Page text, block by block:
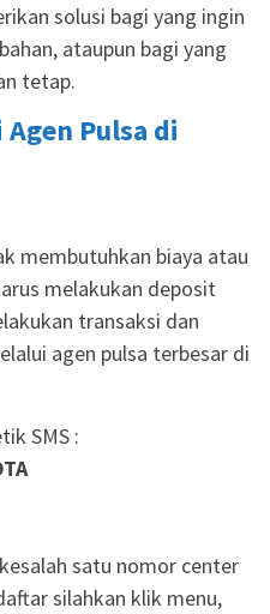
solusi bagi yang ingin
ataupun bagi yang
tetap.
Pulsa di
membutuhkan biaya atau
melakukan deposit
transaksi dan
agen pulsa terbesar di
SMS :
satu nomor center
silahkan klik menu,